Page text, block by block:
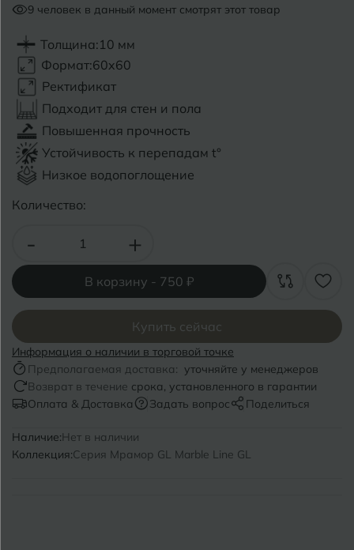
9 человек в данный момент смотрят этот товар
Толщина:10 мм
Формат:60x60
Ректификат
Подходит для стен и пола
Повышенная прочность
Устойчивость к перепадам t°
Низкое водопоглощение
Количество:
- +
В корзину - 750 ₽
Купить сейчас
Информация о наличии в торговой точке
Предполагаемая доставка: уточняйте у менеджеров
Возврат в течение срока, установленного в гарантии
Оплата & Доставка
Задать вопрос Поделиться
Наличие:Нет в наличии
Коллекция:Серия Мрамор GL Marble Line GL
Брянск
Бугульма
Бугуруслан
В Великий Новгород
Владимир
Волгоград
Воткинск
Грозный
Славянск-на-Кубани
Смоленск
Сосновый Бор
Сочи
Ставрополь